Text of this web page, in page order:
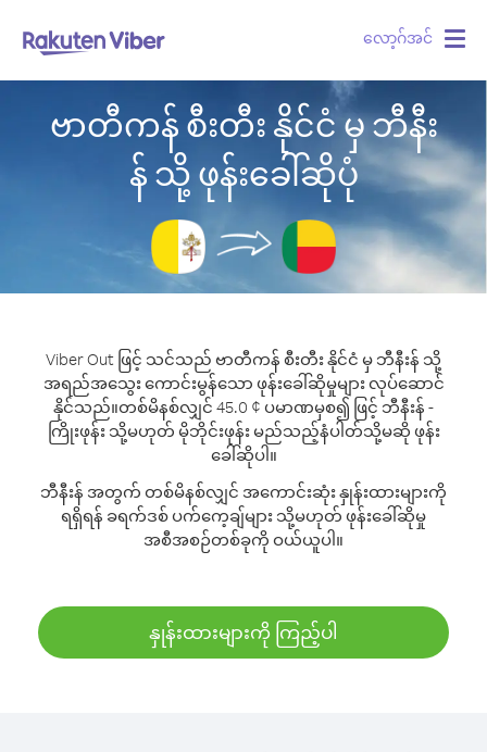
လော့ဂ်အင်
ဗာတီကန် စီးတီး နိုင်ငံ မှ ဘီနီး
န် သို့ ဖုန်းခေါ်ဆိုပုံ
Viber Out ဖြင့် သင်သည် ဗာတီကန် စီးတီး နိုင်ငံ မှ ဘီနီးန် သို့
အရည်အသွေး ကောင်းမွန်သော ဖုန်းခေါ်ဆိုမှုများ လုပ်ဆောင်
နိုင်သည်။တစ်မိနစ်လျှင် 45.0 ¢ ပမာဏမှစ၍ ဖြင့် ဘီနီးန် -
ကြိုးဖုန်း သို့မဟုတ် မိုဘိုင်းဖုန်း မည်သည့်နံပါတ်သို့မဆို ဖုန်း
ခေါ်ဆိုပါ။
ဘီနီးန် အတွက် တစ်မိနစ်လျှင် အကောင်းဆုံး နှုန်းထားများကို
ရရှိရန် ခရက်ဒစ် ပက်ကေ့ချ်များ သို့မဟုတ် ဖုန်းခေါ်ဆိုမှု
အစီအစဉ်တစ်ခုကို ဝယ်ယူပါ။
နှုန်းထားများကို ကြည့်ပါ